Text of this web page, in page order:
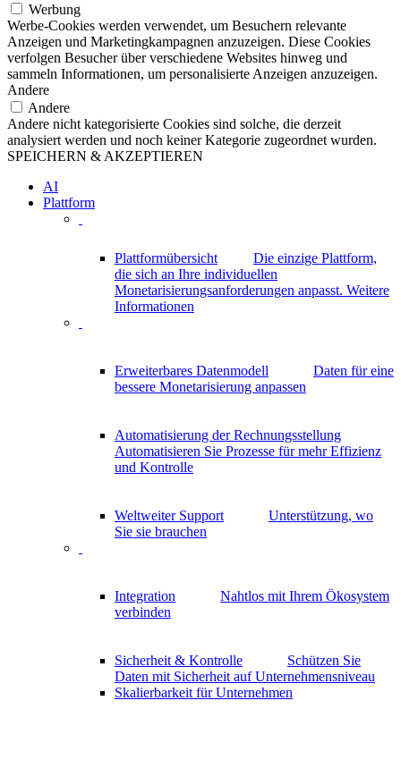
Werbung
Werbe-Cookies werden verwendet, um Besuchern relevante
Anzeigen und Marketingkampagnen anzuzeigen. Diese Cookies
verfolgen Besucher über verschiedene Websites hinweg und
sammeln Informationen, um personalisierte Anzeigen anzuzeigen.
Andere
Andere
Andere nicht kategorisierte Cookies sind solche, die derzeit
analysiert werden und noch keiner Kategorie zugeordnet wurden.
SPEICHERN & AKZEPTIEREN
AI
Plattform
Plattformübersicht
Die einzige Plattform,
die sich an Ihre individuellen
Monetarisierungsanforderungen anpasst. Weitere
Informationen
Erweiterbares Datenmodell
Daten für eine
bessere Monetarisierung anpassen
Automatisierung der Rechnungsstellung
Automatisieren Sie Prozesse für mehr Effizienz
und Kontrolle
Weltweiter Support
Unterstützung, wo
Sie sie brauchen
Integration
Nahtlos mit Ihrem Ökosystem
verbinden
Sicherheit & Kontrolle
Schützen Sie
Daten mit Sicherheit auf Unternehmensniveau
Skalierbarkeit für Unternehmen